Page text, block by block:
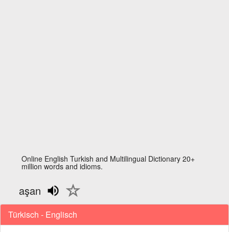
Online English Turkish and Multilingual Dictionary 20+
million words and idioms.
aşan
Türkisch - Englisch